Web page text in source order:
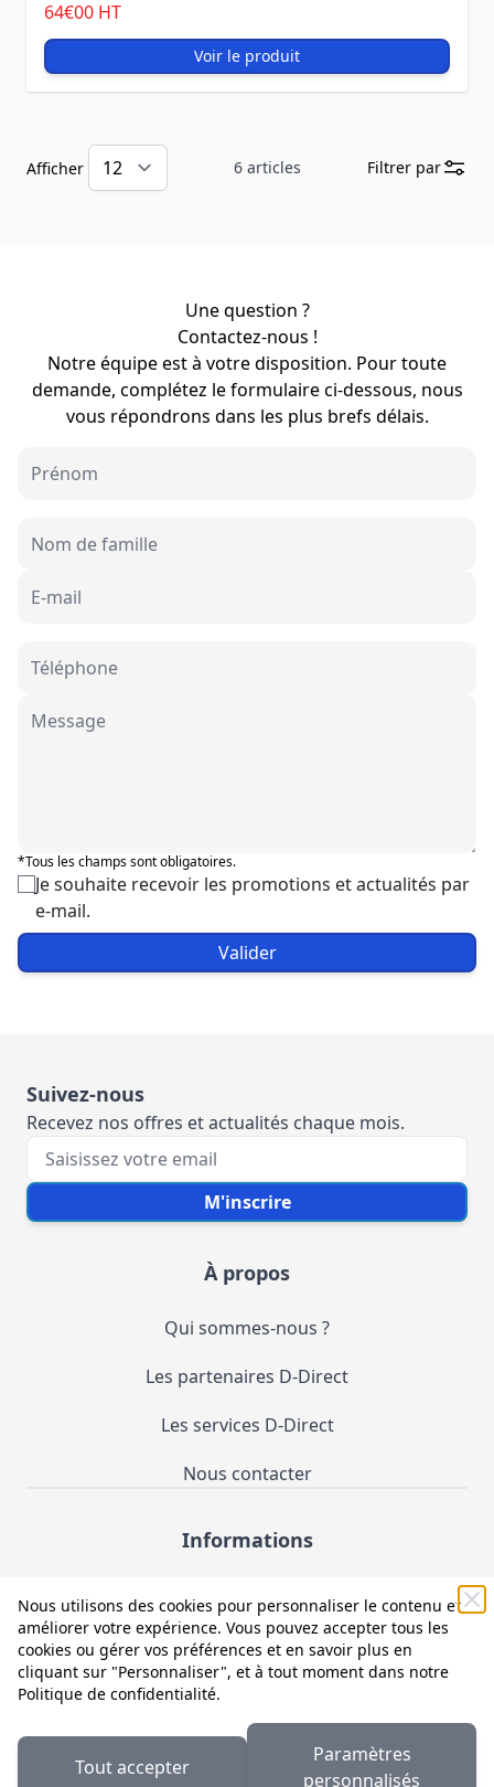
Nous utilisons des cookies pour personnaliser le contenu et
améliorer votre expérience. Vous pouvez accepter tous les
cookies ou gérer vos préférences et en savoir plus en
cliquant sur "Personnaliser", et à tout moment dans notre
Politique de confidentialité.
Tout accepter
Paramètres
personnalisés
64€00 HT
Voir le produit
6 articles
Afficher Filtrer par
Une question ?
Contactez-nous !
Notre équipe est à votre disposition. Pour toute
demande, complétez le formulaire ci-dessous, nous
vous répondrons dans les plus brefs délais.
*Tous les champs sont obligatoires.
Je souhaite recevoir les promotions et actualités par
e-mail.
Valider
Suivez-nous
Recevez nos offres et actualités chaque mois.
Votre e-mail M'inscrire
À propos
Qui sommes-nous ?
Les partenaires D-Direct
Les services D-Direct
Nous contacter
Informations
Demande de catalogue
Mentions légales et CGV
Conditions générales d'utilisation (CGU)
Politique de confidentialité
Facebook
LinkedIn